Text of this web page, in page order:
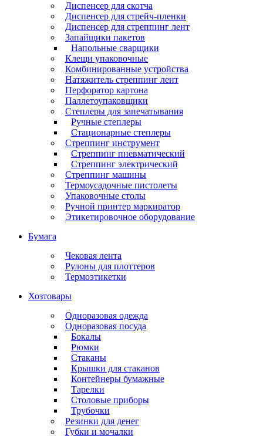
Диспенсер для скотча
Диспенсер для стрейч-пленки
Диспенсер для стреппинг лент
Запайщики пакетов
Напольные сварщики
Клещи упаковочные
Комбинированные устройства
Натяжитель стреппинг лент
Перфоратор картона
Паллетоупаковщики
Степлеры для запечатывания
Ручные степлеры
Стационарные степлеры
Стреппинг инструмент
Стреппинг пневматический
Стреппинг электрический
Стреппинг машины
Термоусадочные пистолеты
Упаковочные столы
Ручной принтер маркиратор
Этикетировочное оборудование
Бумага
Чековая лента
Рулоны для плоттеров
Термоэтикетки
Хозтовары
Одноразовая одежда
Одноразовая посуда
Бокалы
Рюмки
Стаканы
Крышки для стаканов
Контейнеры бумажные
Тарелки
Столовые приборы
Трубочки
Резинки для денег
Губки и мочалки